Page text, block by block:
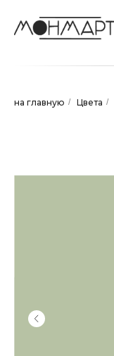
на главную / Цвета /